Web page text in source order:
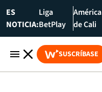
ES
NOTICIA:
Liga
BetPlay
América
de Cali
SUSCRÍBASE